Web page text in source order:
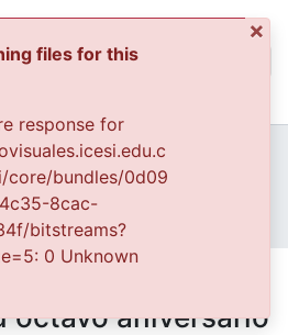
All of DSpace
Statistics
Archivo del Patrimonio Fotográfico y Fílmico del Valle del Cauca
Fondo Archivo del Patrimonio Fotográfico y Fílmico del Valle del Cauca
Los Eventos
APFFVC - Ceremonias - Patrimonial
Bomberos Voluntarios celebrando su octavo aniversario
octavo aniversario
×
files for this
response for
core/bundles/0d09
8cac-
bitstreams?
0 Unknown